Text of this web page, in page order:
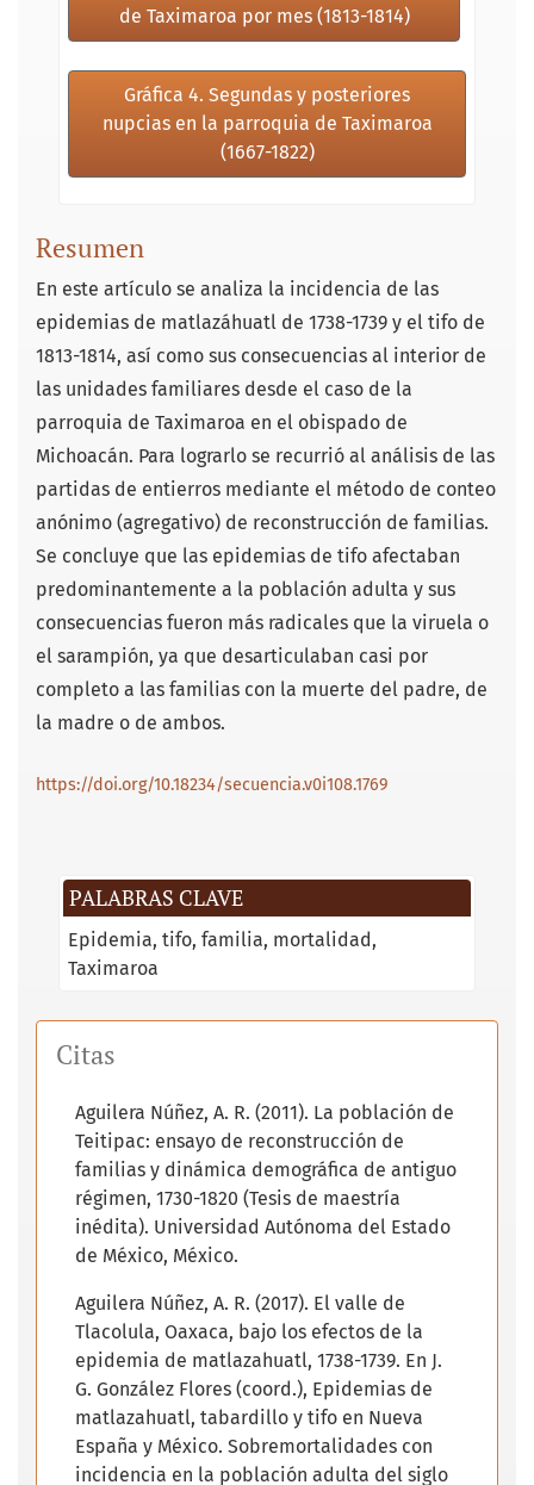
de Taximaroa por mes (1813-1814)
Gráfica 4. Segundas y posteriores
nupcias en la parroquia de Taximaroa
(1667-1822)
PALABRAS CLAVE
Epidemia tifo familia mortalidad
Taximaroa
Resumen
En este artículo se analiza la incidencia de las
epidemias de matlazáhuatl de 1738-1739 y el tifo de
1813-1814, así como sus consecuencias al interior de
las unidades familiares desde el caso de la
parroquia de Taximaroa en el obispado de
Michoacán. Para lograrlo se recurrió al análisis de las
partidas de entierros mediante el método de conteo
anónimo (agregativo) de reconstrucción de familias.
Se concluye que las epidemias de tifo afectaban
predominantemente a la población adulta y sus
consecuencias fueron más radicales que la viruela o
el sarampión, ya que desarticulaban casi por
completo a las familias con la muerte del padre, de
la madre o de ambos.
https://doi.org/10.18234/secuencia.v0i108.1769
Citas
Aguilera Núñez, A. R. (2011). La población de
Teitipac: ensayo de reconstrucción de
familias y dinámica demográfica de antiguo
régimen, 1730-1820 (Tesis de maestría
inédita). Universidad Autónoma del Estado
de México, México.
Aguilera Núñez, A. R. (2017). El valle de
Tlacolula, Oaxaca, bajo los efectos de la
epidemia de matlazahuatl, 1738-1739. En J.
G. González Flores (coord.), Epidemias de
matlazahuatl, tabardillo y tifo en Nueva
España y México. Sobremortalidades con
incidencia en la población adulta del siglo